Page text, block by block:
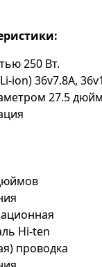
250 Вт.
ion) 36v7.8А,
27.5
Hi-ten
проводка